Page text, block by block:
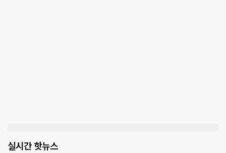
실시간 핫뉴스